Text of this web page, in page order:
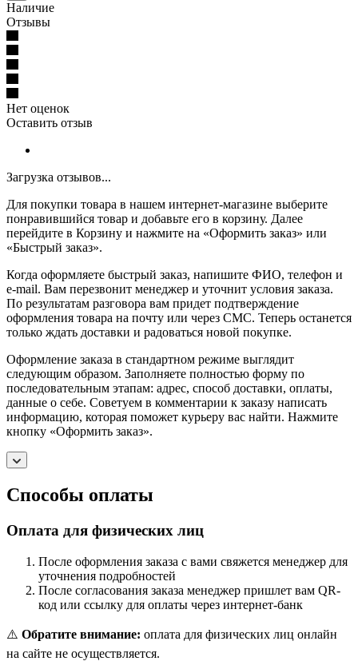
Наличие
Отзывы
Нет оценок
Оставить отзыв
Загрузка отзывов...
Для покупки товара в нашем интернет-магазине выберите
понравившийся товар и добавьте его в корзину. Далее
перейдите в Корзину и нажмите на «Оформить заказ» или
«Быстрый заказ».
Когда оформляете быстрый заказ, напишите ФИО, телефон и
e-mail. Вам перезвонит менеджер и уточнит условия заказа.
По результатам разговора вам придет подтверждение
оформления товара на почту или через СМС. Теперь останется
только ждать доставки и радоваться новой покупке.
Оформление заказа в стандартном режиме выглядит
следующим образом. Заполняете полностью форму по
последовательным этапам: адрес, способ доставки, оплаты,
данные о себе. Советуем в комментарии к заказу написать
информацию, которая поможет курьеру вас найти. Нажмите
кнопку «Оформить заказ».
Способы оплаты
Оплата для физических лиц
После оформления заказа с вами свяжется менеджер для
уточнения подробностей
После согласования заказа менеджер пришлет вам QR-
код или ссылку для оплаты через интернет-банк
⚠️ Обратите внимание: оплата для физических лиц онлайн
на сайте не осуществляется.